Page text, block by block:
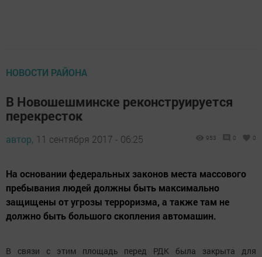
НОВОСТИ РАЙОНА
В Новошешминске реконструируется
перекресток
автор, 11 сентября 2017 - 06:25 953 0 0
На основании федеральных законов места массового
пребывания людей должны быть максимально
защищены от угрозы терроризма, а также там не
должно быть большого скопления автомашин.
В связи с этим площадь перед РДК была закрыта для